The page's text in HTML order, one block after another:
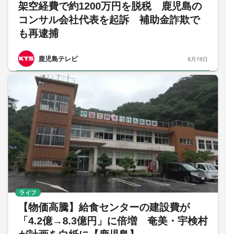
架空経費で約1200万円を脱税 鹿児島の
コンサル会社代表を起訴 補助金詐欺で
も再逮捕
鹿児島テレビ 6月19日
【物価高騰】給食センターの建設費が
「4.2億→8.3億円」に倍増 奄美・宇検村
ライフ